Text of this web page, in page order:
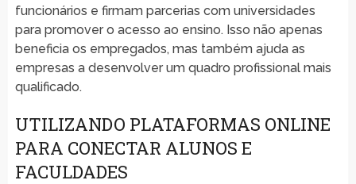
funcionários e firmam parcerias com universidades
para promover o acesso ao ensino. Isso não apenas
beneficia os empregados, mas também ajuda as
empresas a desenvolver um quadro profissional mais
qualificado.
UTILIZANDO PLATAFORMAS ONLINE
PARA CONECTAR ALUNOS E
FACULDADES